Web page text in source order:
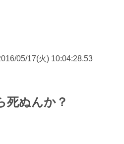
05/17(火) 10:04:28.53
死ぬんか？